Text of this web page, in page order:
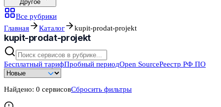
Другое
Все рубрики
Главная
Каталог kupit-prodat-projekt
kupit-prodat-projekt
Бесплатный тарифПробный периодOpen SourceРеестр РФ ПО
Найдено: 0 сервисовСбросить фильтры